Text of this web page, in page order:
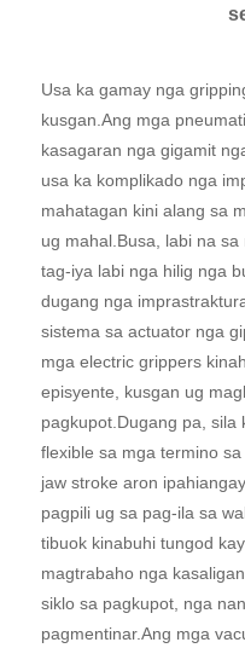
Usa ka gamay nga
kusgan.Ang mga
kasagaran nga gigamit
usa ka komplikado nga
mahatagan kini alang sa
ug mahal.Busa, labi na
tag-iya labi nga hilig nga
dugang nga
sistema sa actuator nga
mga electric grippers
episyente, kusgan ug
pagkupot.Dugang pa, sila
flexible sa mga termino
jaw stroke aron
pagpili ug sa pag-ila sa
tibuok kinabuhi tungod
magtrabaho nga
siklo sa pagkupot, nga
pagmentinar.Ang mga